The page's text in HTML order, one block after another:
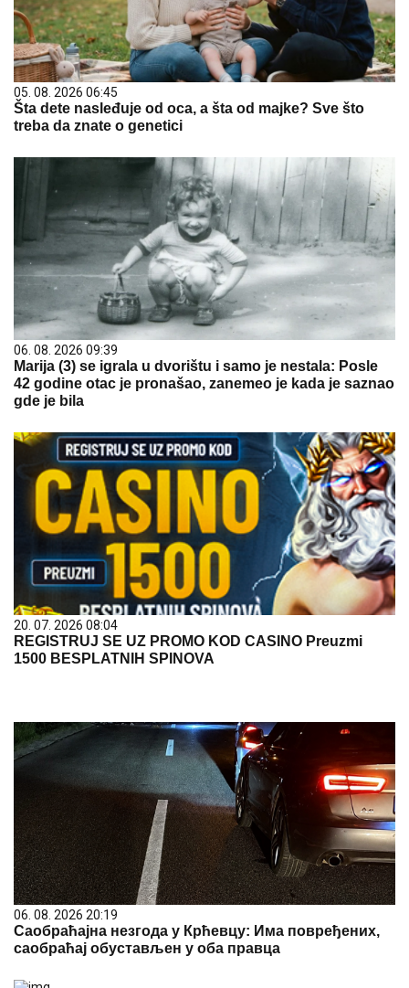
05. 08. 2026 06:45
Šta dete nasleđuje od oca, a šta od majke? Sve što
treba da znate o genetici
06. 08. 2026 09:39
Marija (3) se igrala u dvorištu i samo je nestala: Posle
42 godine otac je pronašao, zanemeo je kada je saznao
gde je bila
20. 07. 2026 08:04
REGISTRUJ SE UZ PROMO KOD CASINO Preuzmi
1500 BESPLATNIH SPINOVA
06. 08. 2026 20:19
Саобраћајна незгода у Крћевцу: Има повређених,
саобраћај обустављен у оба правца